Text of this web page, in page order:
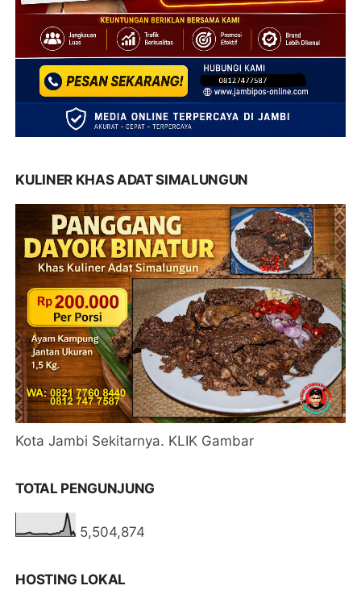
KULINER KHAS ADAT SIMALUNGUN
Kota Jambi Sekitarnya. KLIK Gambar
TOTAL PENGUNJUNG
5,504,874
HOSTING LOKAL